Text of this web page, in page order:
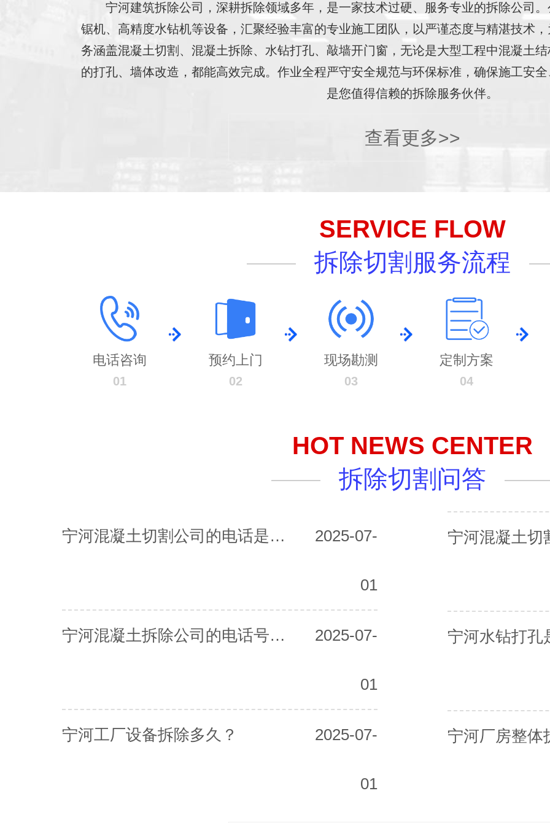
宁河建筑拆除公司，深耕拆除领域多年，是一家技术过硬、服务专业的拆除公司
锯机、高精度水钻机等设备，汇聚经验丰富的专业施工团队，以严谨态度与精湛技术
务涵盖混凝土切割、混凝土拆除、水钻打孔、敲墙开门窗，无论是大型工程中混凝土
的打孔、墙体改造，都能高效完成。作业全程严守安全规范与环保标准，确保施工安
是您值得信赖的拆除服务伙伴。
查看更多>>
SERVICE FLOW
拆除切割服务流程
电话咨询
01
预约上门
02
现场勘测
03
定制方案
04
HOT NEWS CENTER
拆除切割问答
宁河混凝土切割公司的电话是多少？ 2025-07-
01
宁河混凝土拆除公司的电话号码是多少？ 2025-07-
01
宁河水钻打孔
宁河工厂设备拆除多久？ 2025-07-
01